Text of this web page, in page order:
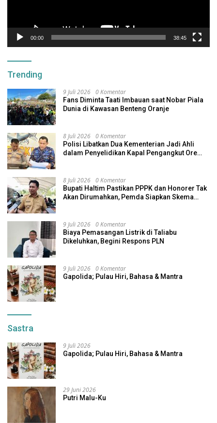
00:00 38:45
Trending
9 Juli 2026 0 Komentar
Fans Diminta Taati Imbauan saat Nobar Piala
Dunia di Kawasan Benteng Oranje
8 Juli 2026 0 Komentar
Polisi Libatkan Dua Kementerian Jadi Ahli
dalam Penyelidikan Kapal Pengangkut Ore
8 Juli 2026 0 Komentar
Bupati Haltim Pastikan PPPK dan Honorer Tak
Akan Dirumahkan, Pemda Siapkan Skema
9 Juli 2026 0 Komentar
Biaya Pemasangan Listrik di Taliabu
Dikeluhkan, Begini Respons PLN
9 Juli 2026 0 Komentar
Gapolida; Pulau Hiri, Bahasa & Mantra
Sastra
9 Juli 2026
Gapolida; Pulau Hiri, Bahasa & Mantra
29 Juni 2026
Putri Malu-Ku